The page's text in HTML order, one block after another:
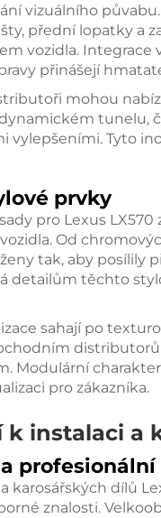
vizuálního
přední lopatky a
vozidla.
přinášejí
mohou
tunelu,
vylepšeními. Tyto
prvky
pro Lexus
Od
tak, aby posílily
detailům těchto
sahají po
Modulární
pro zákazníka.
k instalaci a
karosářských dílů
znalosti.